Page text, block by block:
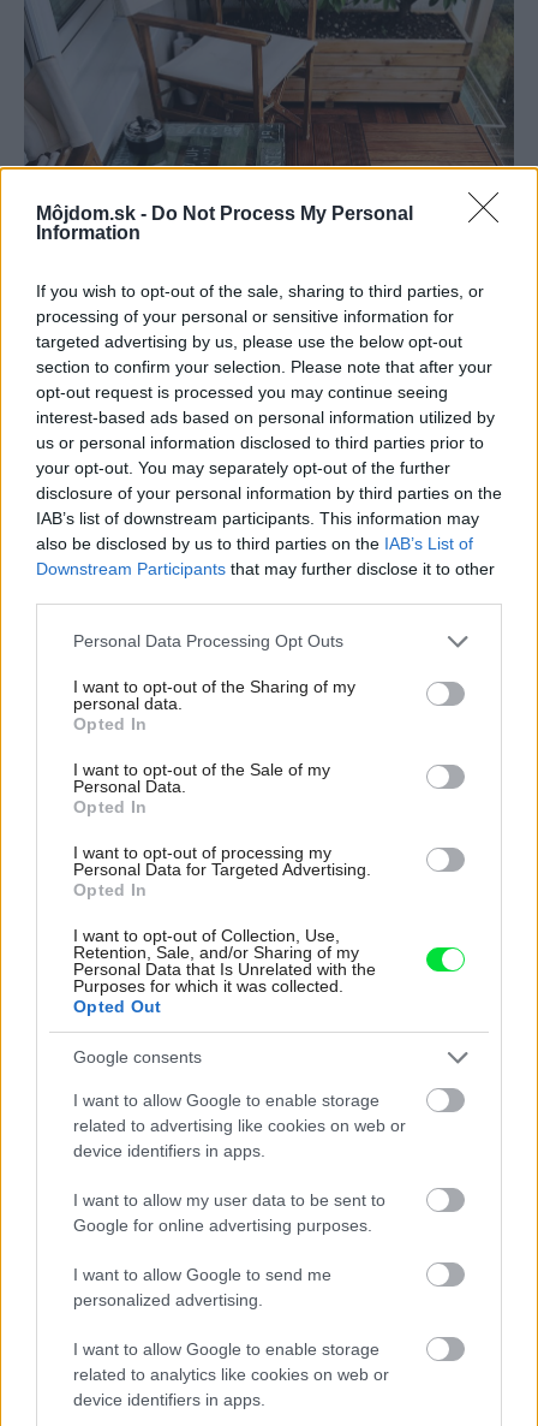
Môjdom.sk - Do Not Process My Personal
Information
If you wish to opt-out of the sale, sharing to third parties, or
processing of your personal or sensitive information for
targeted advertising by us, please use the below opt-out
section to confirm your selection. Please note that after your
opt-out request is processed you may continue seeing
interest-based ads based on personal information utilized by
us or personal information disclosed to third parties prior to
your opt-out. You may separately opt-out of the further
disclosure of your personal information by third parties on the
IAB’s list of downstream participants. This information may
also be disclosed by us to third parties on the IAB’s List of
Downstream Participants that may further disclose it to other
Please note that this website/app uses one or more Google
not limited to your visit or usage behaviour. You may click to
grant or deny consent to Google and its third-party tags to
use your data for below specified purposes in below Google
consent section.
Personal Data Processing Opt Outs
I want to opt-out of the Sharing of my
personal data.
Opted In
I want to opt-out of the Sale of my
Personal Data.
Opted In
I want to opt-out of processing my
Personal Data for Targeted Advertising.
Opted In
I want to opt-out of Collection, Use,
Retention, Sale, and/or Sharing of my
Personal Data that Is Unrelated with the
Purposes for which it was collected.
Opted Out
Google consents
I want to allow Google to enable storage
related to advertising like cookies on web or
device identifiers in apps.
I want to allow my user data to be sent to
Google for online advertising purposes.
I want to allow Google to send me
personalized advertising.
I want to allow Google to enable storage
related to analytics like cookies on web or
device identifiers in apps.
drevená podlaha www.gumideck.sk
Dosky prichádzajú ku vašim dverám pripravené na
praktických krabiciach. Celé balenie obsahuje aj gumené
konektory, na ktoré budete naklikávať dosky. Nie je
potrebné dokupovať žiadny dodatočný materiál na
drevená podlaha www.gumideck.sk
Jednotlivé dosky sú dodávané v siedmych rôznych
dĺžkach zabezpečujú rôznorodosť vzorov podlahy a sú
pospájané gumenými konektormi, ktoré umožňujú
ste museli odstraňovať starú podlahu. Okrem
jednoduchosti je ďalšou výhodou tohto riešenia aj